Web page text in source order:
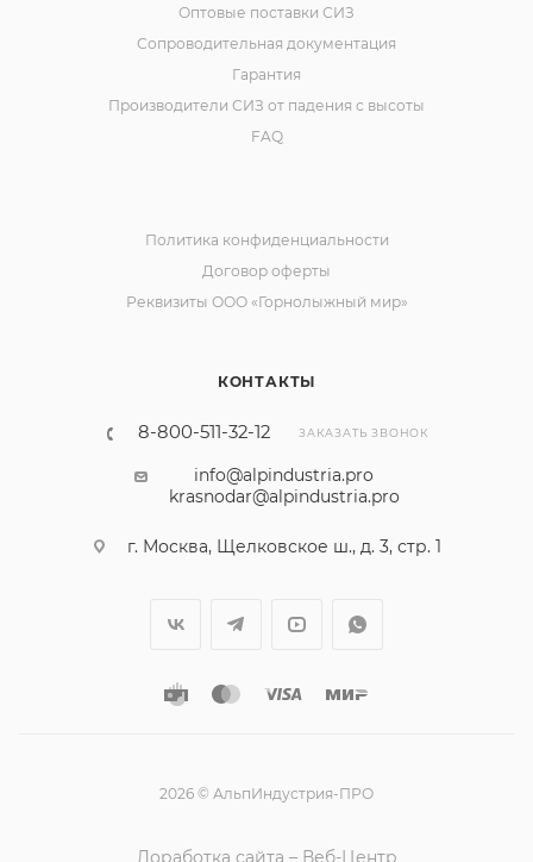
Оптовые поставки СИЗ
Сопроводительная документация
Гарантия
Производители СИЗ от падения с высоты
FAQ
КОНТАКТЫ
8-800-511-32-12 ЗАКАЗАТЬ ЗВОНОК
info@alpindustria.pro
krasnodar@alpindustria.pro
г. Москва, Щелковское ш., д. 3, стр. 1
Политика конфиденциальности
Договор оферты
Реквизиты ООО «Горнолыжный мир»
2026 © АльпИндустрия-ПРО